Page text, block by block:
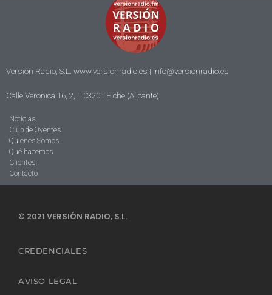
Versión Radio, S.L. www.versionradio.es | info@versionradio.es
Calle Verónica 16, 2, 1 03201 Elche (Alicante)
Noticias
Club de Oyentes
Quienes Somos
Qué hacemos
Clientes
Contacto
© 2021 VERSIÓN RADIO, S.L.
CREDENCIALES
AVISO LEGAL